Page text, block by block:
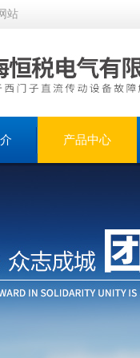
站
产品中心